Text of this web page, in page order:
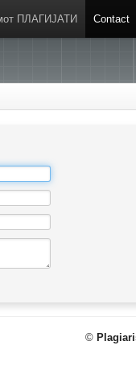
ПЛАГИЈАТИ Contact
©